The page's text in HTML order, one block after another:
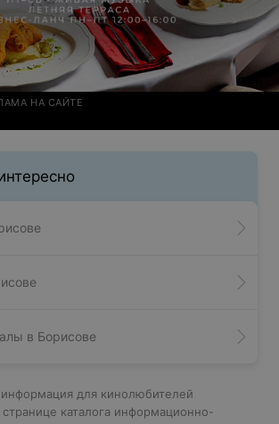
НА САЙТЕ
в Борисове
для кинолюбителей
каталога информационно-